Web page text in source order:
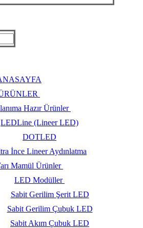
Hazır Ürünler
LEDLine (Lineer LED)
DOTLED
İnce Lineer Aydınlatma
Mamül Ürünler
LED Modüller
Sabit Gerilim Şerit LED
Sabit Gerilim Çubuk LED
Sabit Akım Çubuk LED